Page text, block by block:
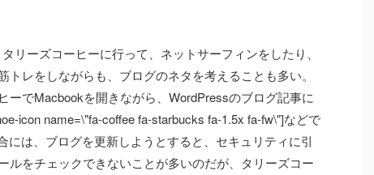
リーズコーヒーに行って、ネットサーフィンをしたり、
レをしながらも、ブログのネタを考えることも多い。
ーでMacbookを開きながら、WordPressのブログ記事に
icon name=\"fa-coffee fa-starbucks fa-1.5x fa-fw\"]などで
には、ブログを更新しようとすると、セキュリティに引
ルをチェックできないことが多いのだが、タリーズコー